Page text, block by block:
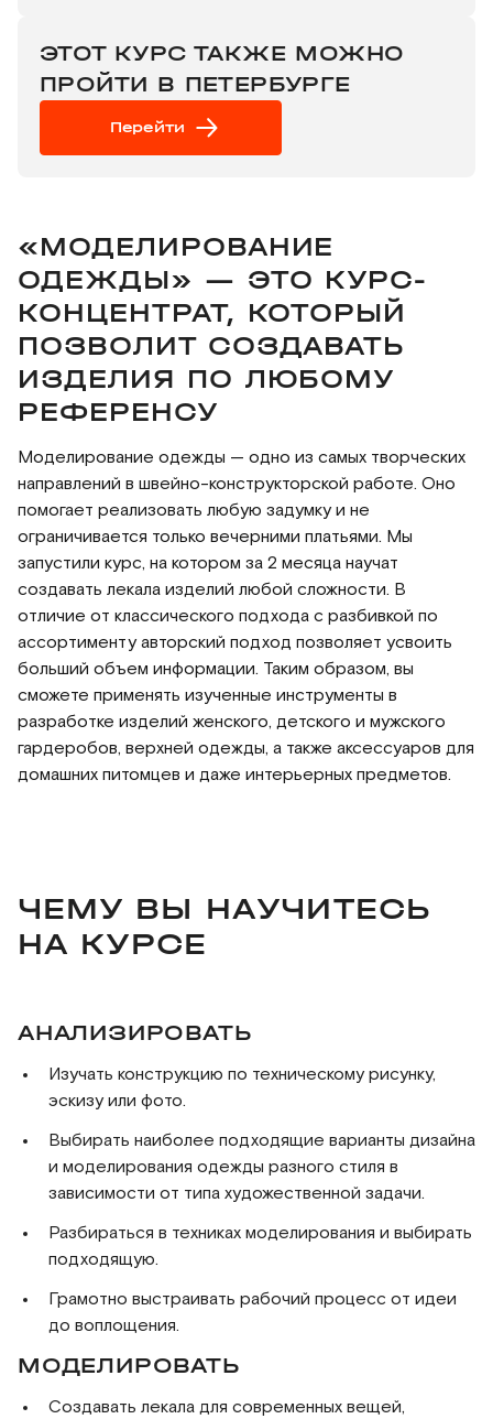
ЭТОТ КУРС ТАКЖЕ МОЖНО
ПРОЙТИ В ПЕТЕРБУРГЕ
Перейти
«МОДЕЛИРОВАНИЕ
ОДЕЖДЫ» — ЭТО КУРС-
КОНЦЕНТРАТ, КОТОРЫЙ
ПОЗВОЛИТ СОЗДАВАТЬ
ИЗДЕЛИЯ ПО ЛЮБОМУ
РЕФЕРЕНСУ
Моделирование одежды — одно из самых творческих
направлений в швейно-конструкторской работе. Оно
помогает реализовать любую задумку и не
ограничивается только вечерними платьями. Мы
запустили курс, на котором за 2 месяца научат
создавать лекала изделий любой сложности. В
отличие от классического подхода с разбивкой по
ассортименту авторский подход позволяет усвоить
больший объем информации. Таким образом, вы
сможете применять изученные инструменты в
разработке изделий женского, детского и мужского
гардеробов, верхней одежды, а также аксессуаров для
домашних питомцев и даже интерьерных предметов.
ЧЕМУ ВЫ НАУЧИТЕСЬ
НА КУРСЕ
АНАЛИЗИРОВАТЬ
Изучать конструкцию по техническому рисунку,
эскизу или фото.
Выбирать наиболее подходящие варианты дизайна
и моделирования одежды разного стиля в
зависимости от типа художественной задачи.
Разбираться в техниках моделирования и выбирать
подходящую.
Грамотно выстраивать рабочий процесс от идеи
до воплощения.
МОДЕЛИРОВАТЬ
Создавать лекала для современных вещей,